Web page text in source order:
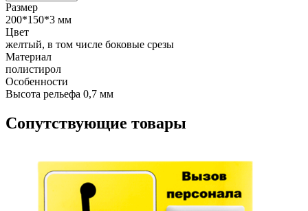
Размер
200*150*3 мм
Цвет
желтый, в том числе боковые срезы
Материал
полистирол
Особенности
Высота рельефа 0,7 мм
Сопутствующие товары